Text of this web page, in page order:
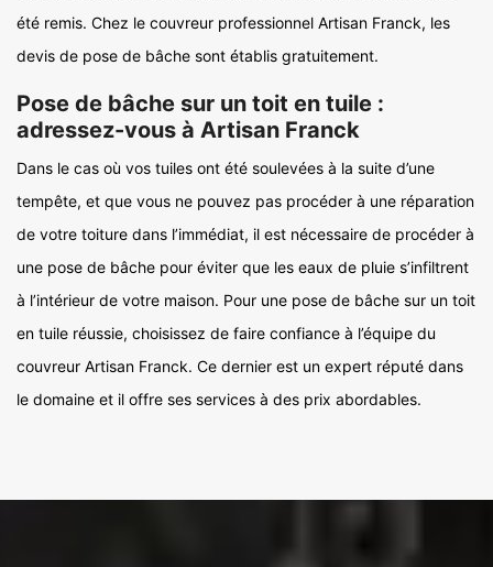
été remis. Chez le couvreur professionnel Artisan Franck, les
devis de pose de bâche sont établis gratuitement.
Pose de bâche sur un toit en tuile :
adressez-vous à Artisan Franck
Dans le cas où vos tuiles ont été soulevées à la suite d’une
tempête, et que vous ne pouvez pas procéder à une réparation
de votre toiture dans l’immédiat, il est nécessaire de procéder à
une pose de bâche pour éviter que les eaux de pluie s’infiltrent
à l’intérieur de votre maison. Pour une pose de bâche sur un toit
en tuile réussie, choisissez de faire confiance à l’équipe du
couvreur Artisan Franck. Ce dernier est un expert réputé dans
le domaine et il offre ses services à des prix abordables.